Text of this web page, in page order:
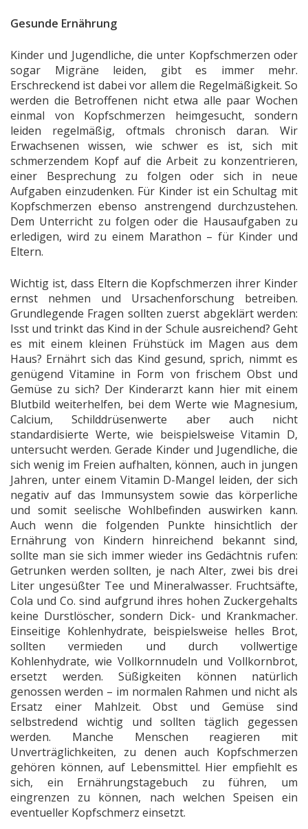
Gesunde Ernährung
Kinder und Jugendliche, die unter Kopfschmerzen oder
sogar Migräne leiden, gibt es immer mehr.
Erschreckend ist dabei vor allem die Regelmäßigkeit. So
werden die Betroffenen nicht etwa alle paar Wochen
einmal von Kopfschmerzen heimgesucht, sondern
leiden regelmäßig, oftmals chronisch daran. Wir
Erwachsenen wissen, wie schwer es ist, sich mit
schmerzendem Kopf auf die Arbeit zu konzentrieren,
einer Besprechung zu folgen oder sich in neue
Aufgaben einzudenken. Für Kinder ist ein Schultag mit
Kopfschmerzen ebenso anstrengend durchzustehen.
Dem Unterricht zu folgen oder die Hausaufgaben zu
erledigen, wird zu einem Marathon – für Kinder und
Eltern.
Wichtig ist, dass Eltern die Kopfschmerzen ihrer Kinder
ernst nehmen und Ursachenforschung betreiben.
Grundlegende Fragen sollten zuerst abgeklärt werden:
Isst und trinkt das Kind in der Schule ausreichend? Geht
es mit einem kleinen Frühstück im Magen aus dem
Haus? Ernährt sich das Kind gesund, sprich, nimmt es
genügend Vitamine in Form von frischem Obst und
Gemüse zu sich? Der Kinderarzt kann hier mit einem
Blutbild weiterhelfen, bei dem Werte wie Magnesium,
Calcium, Schilddrüsenwerte aber auch nicht
standardisierte Werte, wie beispielsweise Vitamin D,
untersucht werden. Gerade Kinder und Jugendliche, die
sich wenig im Freien aufhalten, können, auch in jungen
Jahren, unter einem Vitamin D-Mangel leiden, der sich
negativ auf das Immunsystem sowie das körperliche
und somit seelische Wohlbefinden auswirken kann.
Auch wenn die folgenden Punkte hinsichtlich der
Ernährung von Kindern hinreichend bekannt sind,
sollte man sie sich immer wieder ins Gedächtnis rufen:
Getrunken werden sollten, je nach Alter, zwei bis drei
Liter ungesüßter Tee und Mineralwasser. Fruchtsäfte,
Cola und Co. sind aufgrund ihres hohen Zuckergehalts
keine Durstlöscher, sondern Dick- und Krankmacher.
Einseitige Kohlenhydrate, beispielsweise helles Brot,
sollten vermieden und durch vollwertige
Kohlenhydrate, wie Vollkornnudeln und Vollkornbrot,
ersetzt werden. Süßigkeiten können natürlich
genossen werden – im normalen Rahmen und nicht als
Ersatz einer Mahlzeit. Obst und Gemüse sind
selbstredend wichtig und sollten täglich gegessen
werden. Manche Menschen reagieren mit
Unverträglichkeiten, zu denen auch Kopfschmerzen
gehören können, auf Lebensmittel. Hier empfiehlt es
sich, ein Ernährungstagebuch zu führen, um
eingrenzen zu können, nach welchen Speisen ein
eventueller Kopfschmerz einsetzt.